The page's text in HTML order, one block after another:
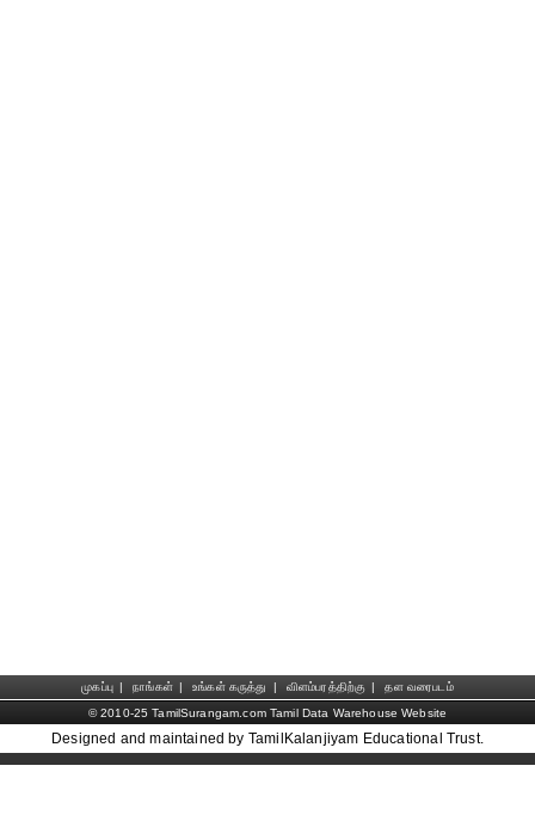
முகப்பு | நாங்கள் | உங்கள் கருத்து | விளம்பரத்திற்கு |
தள வரைபடம்
© 2010-25 TamilSurangam.com Tamil Data Warehouse Website
Designed and maintained by TamilKalanjiyam Educational Trust.